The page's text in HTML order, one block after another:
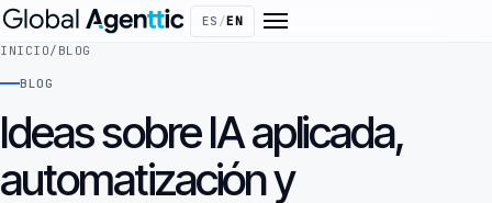
ES /EN
INICIO/ BLOG
BLOG
Ideas sobre IA aplicada,
automatización y